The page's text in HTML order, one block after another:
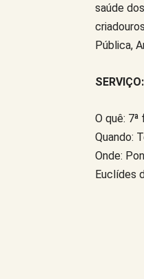
saúde
Pública,
SERVIÇO:
O quê:
Quando:
Onde:
Euclídes